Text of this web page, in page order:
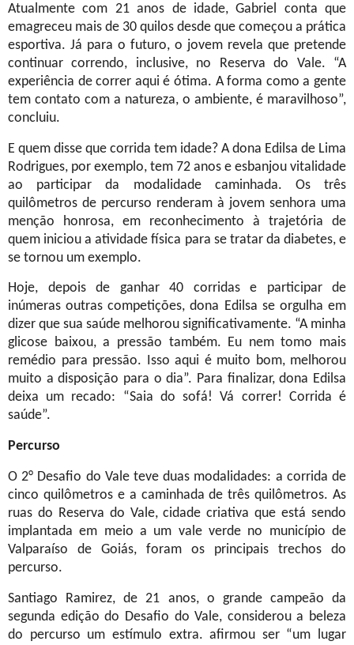
Atualmente com 21 anos de idade, Gabriel conta que
emagreceu mais de 30 quilos desde que começou a prática
esportiva. Já para o futuro, o jovem revela que pretende
continuar correndo, inclusive, no Reserva do Vale. “A
experiência de correr aqui é ótima. A forma como a gente
tem contato com a natureza, o ambiente, é maravilhoso”,
concluiu.
E quem disse que corrida tem idade? A dona Edilsa de Lima
Rodrigues, por exemplo, tem 72 anos e esbanjou vitalidade
ao participar da modalidade caminhada. Os três
quilômetros de percurso renderam à jovem senhora uma
menção honrosa, em reconhecimento à trajetória de
quem iniciou a atividade física para se tratar da diabetes, e
se tornou um exemplo.
Hoje, depois de ganhar 40 corridas e participar de
inúmeras outras competições, dona Edilsa se orgulha em
dizer que sua saúde melhorou significativamente. “A minha
glicose baixou, a pressão também. Eu nem tomo mais
remédio para pressão. Isso aqui é muito bom, melhorou
muito a disposição para o dia”. Para finalizar, dona Edilsa
deixa um recado: “Saia do sofá! Vá correr! Corrida é
saúde”.
Percurso
O 2° Desafio do Vale teve duas modalidades: a corrida de
cinco quilômetros e a caminhada de três quilômetros. As
ruas do Reserva do Vale, cidade criativa que está sendo
implantada em meio a um vale verde no município de
Valparaíso de Goiás, foram os principais trechos do
percurso.
Santiago Ramirez, de 21 anos, o grande campeão da
segunda edição do Desafio do Vale, considerou a beleza
do percurso um estímulo extra. afirmou ser “um lugar